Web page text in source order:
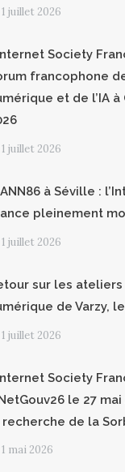
1 juillet 2026
Society
francophone
et de l’IA
1 juillet 2026
à Séville :
pleinement
1 juillet 2026
sur les ateliers
de Varzy,
1 juillet 2026
Society
le 27
recherche de la
1 mai 2026